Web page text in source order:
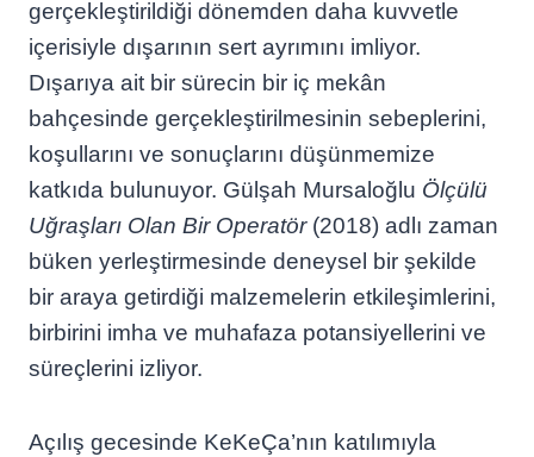
gerçekleştirildiği dönemden daha kuvvetle
içerisiyle dışarının sert ayrımını imliyor.
Dışarıya ait bir sürecin bir iç mekân
bahçesinde gerçekleştirilmesinin sebeplerini,
koşullarını ve sonuçlarını düşünmemize
katkıda bulunuyor. Gülşah Mursaloğlu Ölçülü
Uğraşları Olan Bir Operatör (2018) adlı zaman
büken yerleştirmesinde deneysel bir şekilde
bir araya getirdiği malzemelerin etkileşimlerini,
birbirini imha ve muhafaza potansiyellerini ve
süreçlerini izliyor.
Açılış gecesinde KeKeÇa’nın katılımıyla